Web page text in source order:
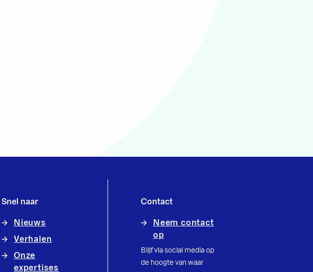
Snel naar
Nieuws
Verhalen
Onze
expertises
Contact
Neem contact
op
Blijf via social media op
de hoogte van waar